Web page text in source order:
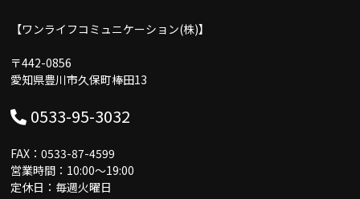
【ワンライフコミュニケーション(株)】
〒442-0856
愛知県豊川市久保町棒田13
0533-95-3032
FAX：0533-87-4599
営業時間：10:00〜19:00
定休日：毎週火曜日